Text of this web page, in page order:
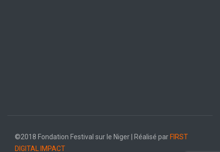
©2018 Fondation Festival sur le Niger | Réalisé par FIRST
DIGITAL IMPACT